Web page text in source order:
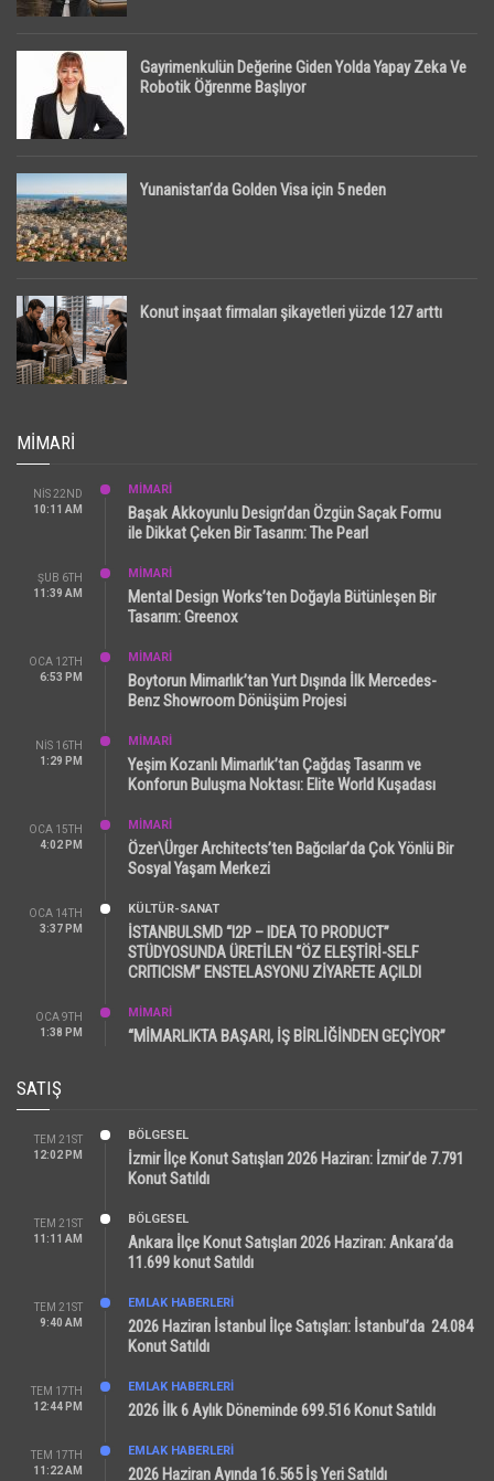
Gayrimenkulün Değerine Giden Yolda Yapay Zeka Ve
Robotik Öğrenme Başlıyor
Yunanistan’da Golden Visa için 5 neden
Konut inşaat firmaları şikayetleri yüzde 127 arttı
MIMARI
NIS 22ND
10:11 AM
MİMARİ
Başak Akkoyunlu Design’dan Özgün Saçak Formu
ile Dikkat Çeken Bir Tasarım: The Pearl
ŞUB 6TH
11:39 AM
MİMARİ
Mental Design Works’ten Doğayla Bütünleşen Bir
Tasarım: Greenox
OCA 12TH
6:53 PM
MİMARİ
Boytorun Mimarlık’tan Yurt Dışında İlk Mercedes-
Benz Showroom Dönüşüm Projesi
NIS 16TH
1:29 PM
MİMARİ
Yeşim Kozanlı Mimarlık’tan Çağdaş Tasarım ve
Konforun Buluşma Noktası: Elite World Kuşadası
OCA 15TH
4:02 PM
MİMARİ
Özer\Ürger Architects’ten Bağcılar’da Çok Yönlü Bir
Sosyal Yaşam Merkezi
OCA 14TH
3:37 PM
KÜLTÜR-SANAT
İSTANBULSMD “I2P – IDEA TO PRODUCT”
STÜDYOSUNDA ÜRETİLEN “ÖZ ELEŞTİRİ-SELF
CRITICISM” ENSTELASYONU ZİYARETE AÇILDI
OCA 9TH
1:38 PM
MİMARİ
“MİMARLIKTA BAŞARI, İŞ BİRLİĞİNDEN GEÇİYOR”
SATIŞ
TEM 21ST
12:02 PM
BÖLGESEL
İzmir İlçe Konut Satışları 2026 Haziran: İzmir’de 7.791
Konut Satıldı
TEM 21ST
11:11 AM
BÖLGESEL
Ankara İlçe Konut Satışları 2026 Haziran: Ankara’da
11.699 konut Satıldı
TEM 21ST
9:40 AM
EMLAK HABERLERI
2026 Haziran İstanbul İlçe Satışları: İstanbul’da 24.084
Konut Satıldı
TEM 17TH
12:44 PM
EMLAK HABERLERI
2026 İlk 6 Aylık Döneminde 699.516 Konut Satıldı
TEM 17TH
11:22 AM
EMLAK HABERLERI
2026 Haziran Ayında 16.565 İş Yeri Satıldı